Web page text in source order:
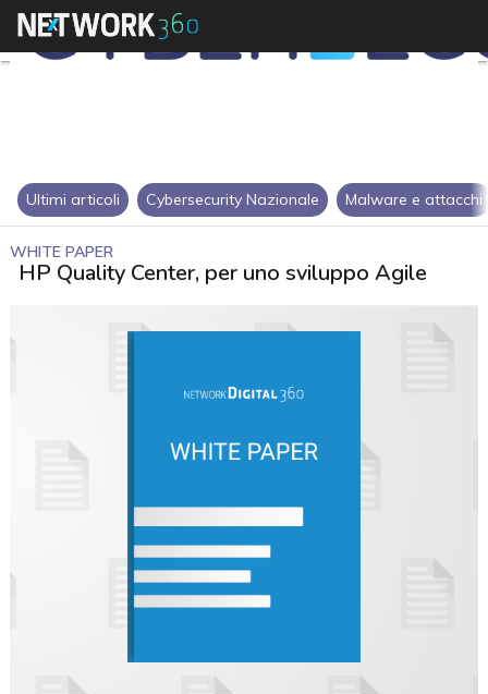
Ultimi articoli Cybersecurity Nazionale Malware e attacchi
WHITE PAPER
HP Quality Center, per uno sviluppo Agile